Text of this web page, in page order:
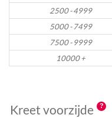
2500 - 4999
5000 - 7499
7500 - 9999
10000 +
Kreet voorzijde